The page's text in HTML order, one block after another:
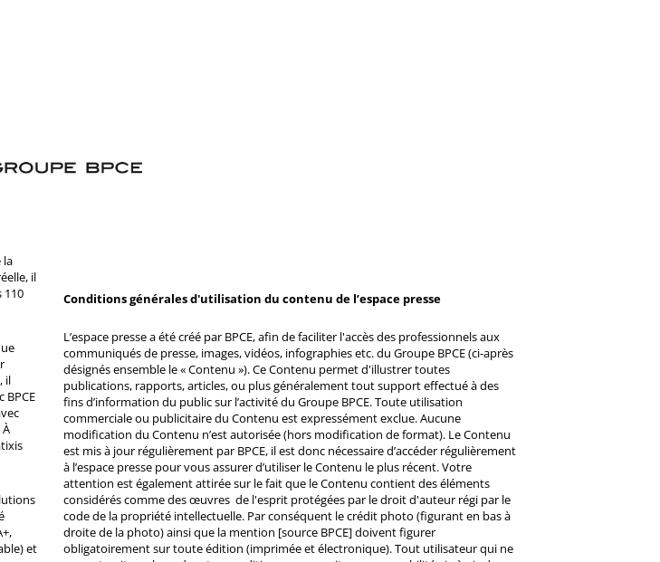
la
il
110
il
et
Conditions générales d'utilisation du contenu de l’espace presse
L’espace presse a été créé par BPCE, afin de faciliter l'accès des professionnels aux
communiqués de presse, images, vidéos, infographies etc. du Groupe BPCE (ci-après
désignés ensemble le « Contenu »). Ce Contenu permet d'illustrer toutes
publications, rapports, articles, ou plus généralement tout support effectué à des
fins d’information du public sur l’activité du Groupe BPCE. Toute utilisation
commerciale ou publicitaire du Contenu est expressément exclue. Aucune
modification du Contenu n’est autorisée (hors modification de format). Le Contenu
est mis à jour régulièrement par BPCE, il est donc nécessaire d’accéder régulièrement
à l’espace presse pour vous assurer d’utiliser le Contenu le plus récent. Votre
attention est également attirée sur le fait que le Contenu contient des éléments
considérés comme des œuvres de l'esprit protégées par le droit d'auteur régi par le
code de la propriété intellectuelle. Par conséquent le crédit photo (figurant en bas à
droite de la photo) ainsi que la mention [source BPCE] doivent figurer
obligatoirement sur toute édition (imprimée et électronique). Tout utilisateur qui ne